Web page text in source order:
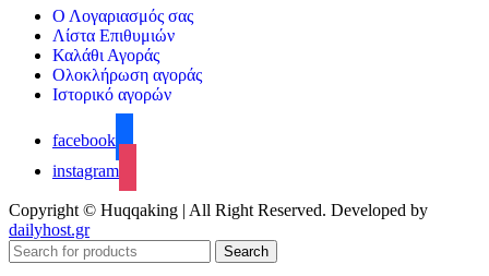
Ο Λογαριασμός σας
Λίστα Επιθυμιών
Καλάθι Αγοράς
Ολοκλήρωση αγοράς
Ιστορικό αγορών
facebook
instagram
Copyright © Huqqaking | All Right Reserved. Developed by
dailyhost.gr
Search